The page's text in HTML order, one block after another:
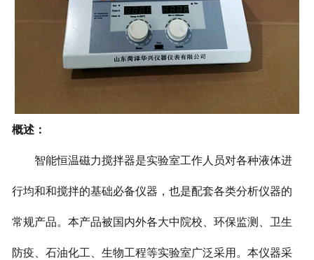
概述：
智能恒温磁力搅拌器是实验室工作人员对各种液体进
行均和和搅拌的基础必备仪器，也是配套各类分析仪器的
常规产品。本产品被国内外各大中院校、环保监测、卫生
防疫、石油化工、生物工程等实验室广泛采用。本仪器采